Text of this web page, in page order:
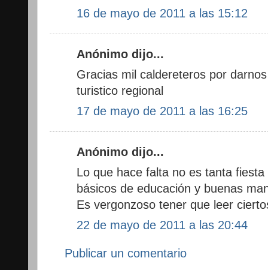
16 de mayo de 2011 a las 15:12
Anónimo dijo...
Gracias mil caldereteros por
turistico regional
17 de mayo de 2011 a las 16:25
Anónimo dijo...
Lo que hace falta no es tanta
básicos de educación y buenas
Es vergonzoso tener que leer
22 de mayo de 2011 a las 20:44
Publicar un comentario